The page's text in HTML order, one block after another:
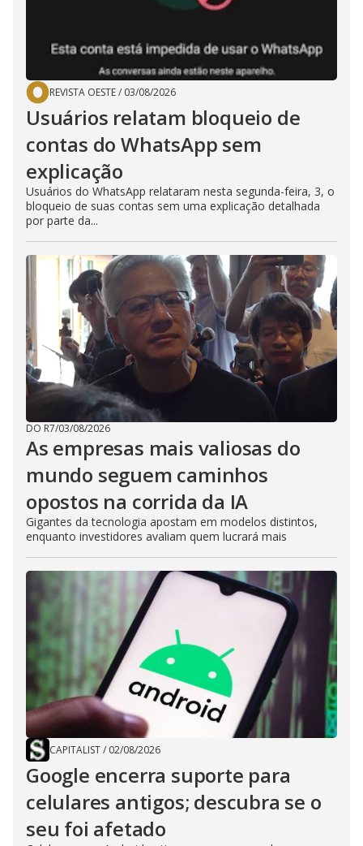
REVISTA OESTE/ 03/08/2026
Usuários relatam bloqueio de
contas do WhatsApp sem
explicação
Usuários do WhatsApp relataram nesta segunda-feira, 3, o
bloqueio de suas contas sem uma explicação detalhada
por parte da...
DO R7/03/08/2026
As empresas mais valiosas do
mundo seguem caminhos
opostos na corrida da IA
Gigantes da tecnologia apostam em modelos distintos,
enquanto investidores avaliam quem lucrará mais
CAPITALIST/ 02/08/2026
Google encerra suporte para
celulares antigos; descubra se o
seu foi afetado